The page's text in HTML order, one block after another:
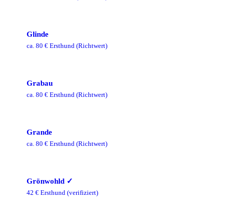
Glinde
ca. 80 € Ersthund (Richtwert)
Grabau
ca. 80 € Ersthund (Richtwert)
Grande
ca. 80 € Ersthund (Richtwert)
Grönwohld ✓
42 € Ersthund (verifiziert)